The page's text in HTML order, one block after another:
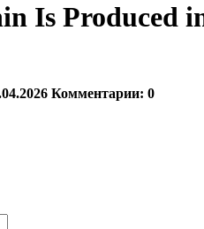
Is Produced
Комментарии: 0